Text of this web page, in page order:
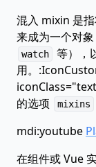
混入 mixin 是
来成为一个对
watch
等），
用。
的选项
mixins
mdi:youtube
在组件或 Vue